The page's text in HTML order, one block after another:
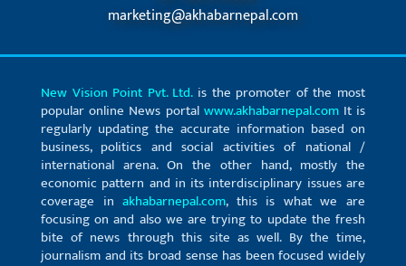
marketing@akhabarnepal.com
New Vision Point Pvt. Ltd.is the promoter of the most
popular online News portal www.akhabarnepal.comIt is
regularly updating the accurate information based on
business, politics and social activities of national /
international arena. On the other hand, mostly the
economic pattern and in its interdisciplinary issues are
coverage inakhabarnepal.com, this is what we are
focusing on and also we are trying to update the fresh
bite of news through this site as well. By the time,
journalism and its broad sense has been focused widely